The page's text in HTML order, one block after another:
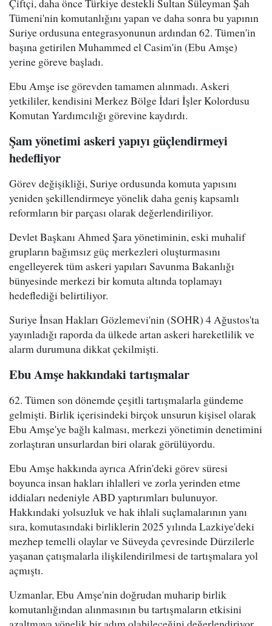
Çiftçi, daha önce Türkiye destekli Sultan Süleyman Şah
Tümeni'nin komutanlığını yapan ve daha sonra bu yapının
Suriye ordusuna entegrasyonunun ardından 62. Tümen'in
başına getirilen Muhammed el Casim'in (Ebu Amşe)
yerine göreve başladı.
Ebu Amşe ise görevden tamamen alınmadı. Askeri
yetkililer, kendisini Merkez Bölge İdari İşler Kolordusu
Komutan Yardımcılığı görevine kaydırdı.
Şam yönetimi askeri yapıyı güçlendirmeyi
hedefliyor
Görev değişikliği, Suriye ordusunda komuta yapısını
yeniden şekillendirmeye yönelik daha geniş kapsamlı
reformların bir parçası olarak değerlendiriliyor.
Devlet Başkanı Ahmed Şara yönetiminin, eski muhalif
grupların bağımsız güç merkezleri oluşturmasını
engelleyerek tüm askeri yapıları Savunma Bakanlığı
bünyesinde merkezi bir komuta altında toplamayı
hedeflediği belirtiliyor.
Suriye İnsan Hakları Gözlemevi'nin (SOHR) 4 Ağustos'ta
yayınladığı raporda da ülkede artan askeri hareketlilik ve
alarm durumuna dikkat çekilmişti.
Ebu Amşe hakkındaki tartışmalar
62. Tümen son dönemde çeşitli tartışmalarla gündeme
gelmişti. Birlik içerisindeki birçok unsurun kişisel olarak
Ebu Amşe'ye bağlı kalması, merkezi yönetimin denetimini
zorlaştıran unsurlardan biri olarak görülüyordu.
Ebu Amşe hakkında ayrıca Afrin'deki görev süresi
boyunca insan hakları ihlalleri ve zorla yerinden etme
iddiaları nedeniyle ABD yaptırımları bulunuyor.
Hakkındaki yolsuzluk ve hak ihlali suçlamalarının yanı
sıra, komutasındaki birliklerin 2025 yılında Lazkiye'deki
mezhep temelli olaylar ve Süveyda çevresinde Dürzilerle
yaşanan çatışmalarla ilişkilendirilmesi de tartışmalara yol
açmıştı.
Uzmanlar, Ebu Amşe'nin doğrudan muharip birlik
komutanlığından alınmasının bu tartışmaların etkisini